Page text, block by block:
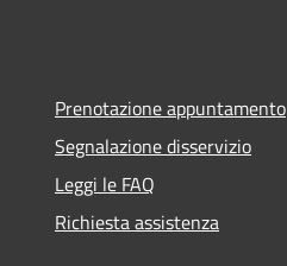
Prenotazione appuntamento
Segnalazione disservizio
Leggi le FAQ
Richiesta assistenza